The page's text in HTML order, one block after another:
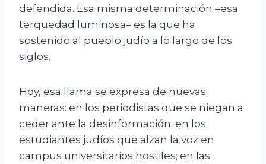
defendida. Esa misma determinación –esa
terquedad luminosa– es la que ha
sostenido al pueblo judío a lo largo de los
siglos.
Hoy, esa llama se expresa de nuevas
maneras: en los periodistas que se niegan a
ceder ante la desinformación; en los
estudiantes judíos que alzan la voz en
campus universitarios hostiles; en las